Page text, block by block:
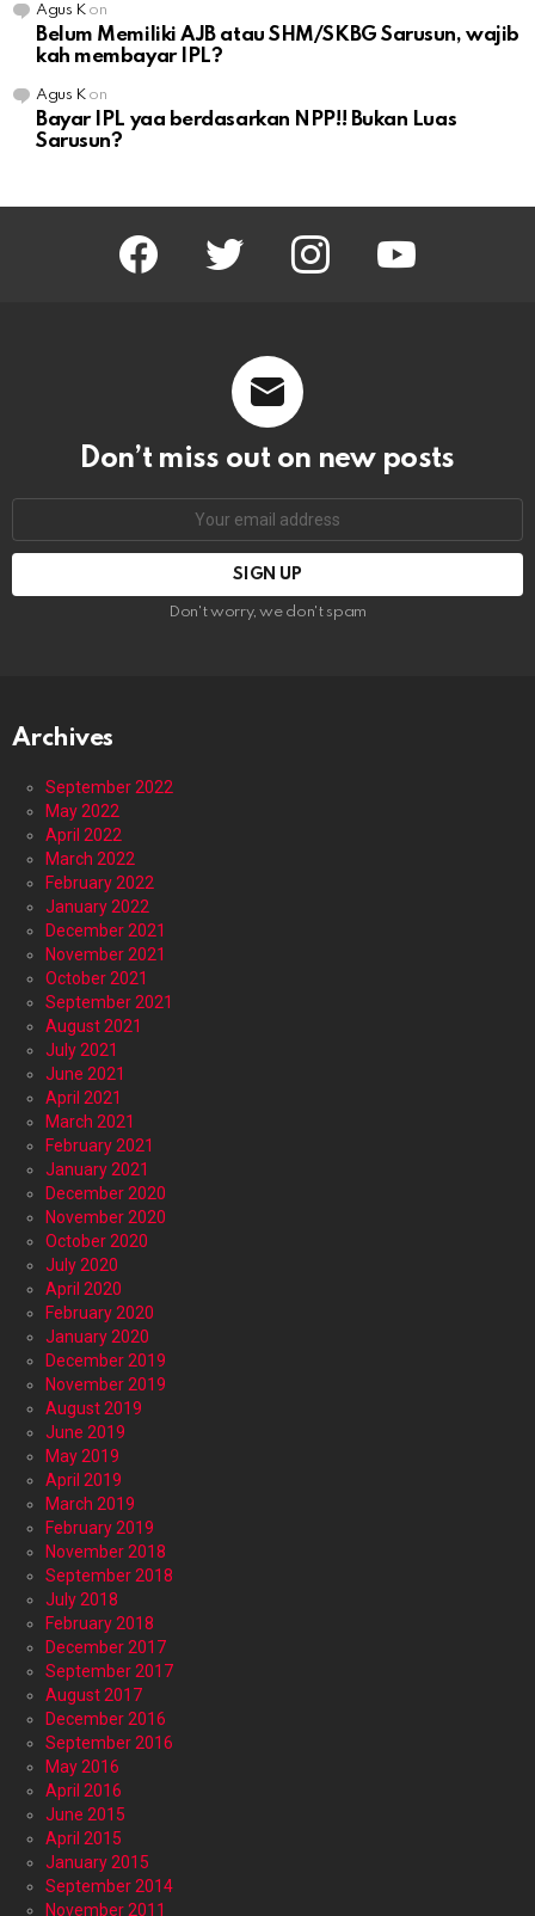
Agus Kon
Belum Memiliki AJB atau SHM/SKBG Sarusun, wajib
kah membayar IPL?
Agus Kon
Bayar IPL yaa berdasarkan NPP!! Bukan Luas
Sarusun?
facebook twitter instagram youtube
Don’t miss out on new posts
Don't worry, we don't spam
Archives
September 2022
May 2022
April 2022
March 2022
February 2022
January 2022
December 2021
November 2021
October 2021
September 2021
August 2021
July 2021
June 2021
April 2021
March 2021
February 2021
January 2021
December 2020
November 2020
October 2020
July 2020
April 2020
February 2020
January 2020
December 2019
November 2019
August 2019
June 2019
May 2019
April 2019
March 2019
February 2019
November 2018
September 2018
July 2018
February 2018
December 2017
September 2017
August 2017
December 2016
September 2016
May 2016
April 2016
June 2015
April 2015
January 2015
September 2014
November 2011